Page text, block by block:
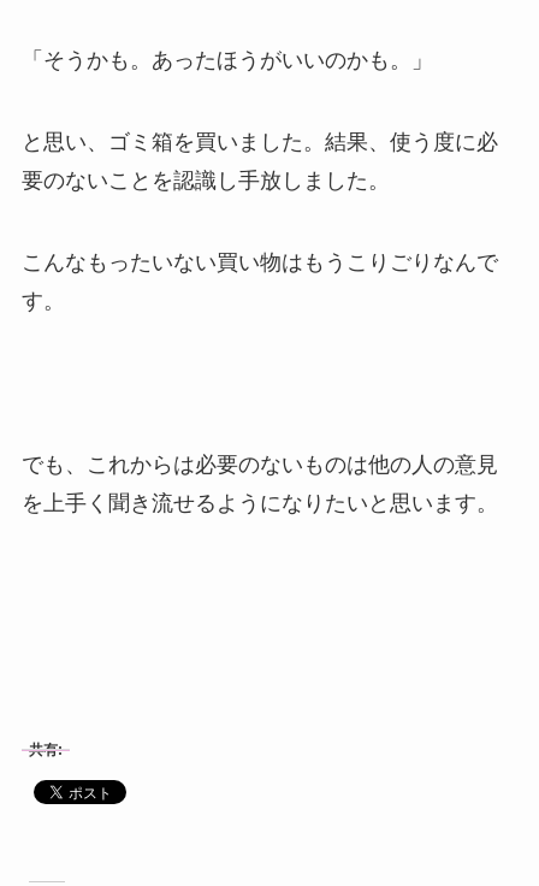
「そうかも。あったほうがいいのかも。」
と思い、ゴミ箱を買いました。結果、使う度に必
要のないことを認識し手放しました。
こんなもったいない買い物はもうこりごりなんで
す。
でも、これからは必要のないものは他の人の意見
を上手く聞き流せるようになりたいと思います。
共有: